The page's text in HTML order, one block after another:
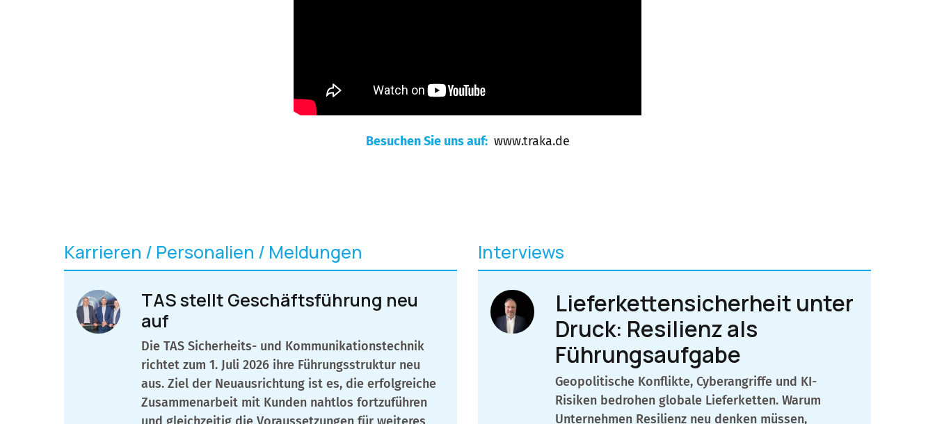
Besuchen Sie uns auf: www.traka.de
Karrieren / Personalien / Meldungen
TAS stellt Geschäftsführung neu
auf
Die TAS Sicherheits- und Kommunikationstechnik
richtet zum 1. Juli 2026 ihre Führungsstruktur neu
aus. Ziel der Neuausrichtung ist es, die erfolgreiche
Zusammenarbeit mit Kunden nahtlos fortzuführen
Interviews
Lieferkettensicherheit unter
Druck: Resilienz als
Führungsaufgabe
Geopolitische Konflikte, Cyberangriffe und KI-
Risiken bedrohen globale Lieferketten. Warum
Unternehmen Resilienz neu denken müssen,